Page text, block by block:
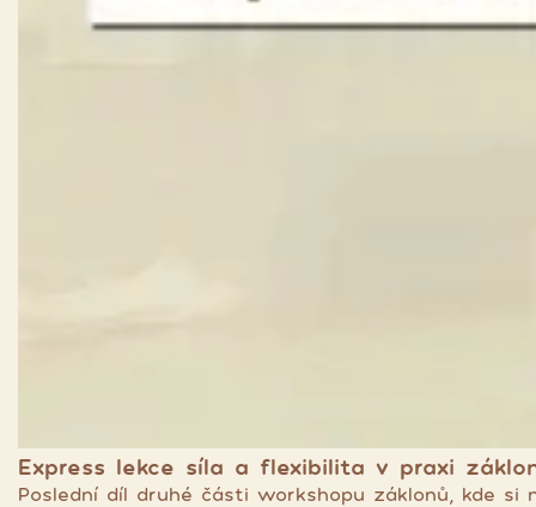
Express lekce síla a flexibilita v praxi
Poslední díl druhé části workshopu záklonů, kde